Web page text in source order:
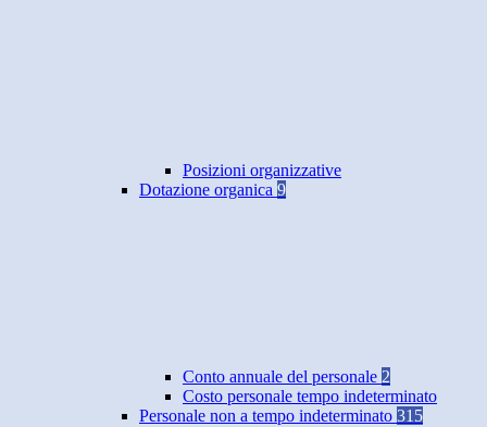
Posizioni organizzative
Dotazione organica 9
Conto annuale del personale 2
Costo personale tempo indeterminato
Personale non a tempo indeterminato 315